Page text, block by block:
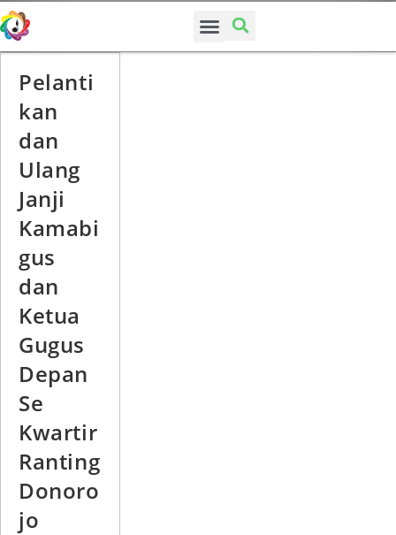
Pelanti
kan
dan
Ulang
Janji
Kamabi
gus
dan
Ketua
Gugus
Depan
Se
Kwartir
Ranting
Donoro
jo